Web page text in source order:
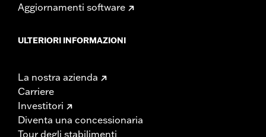
Aggiornamenti software
ULTERIORI INFORMAZIONI
La nostra azienda
Carriere
Investitori
Diventa una concessionaria
Tour degli stabilimenti